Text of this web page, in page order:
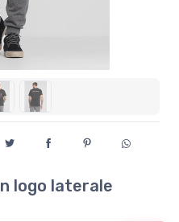
logo laterale